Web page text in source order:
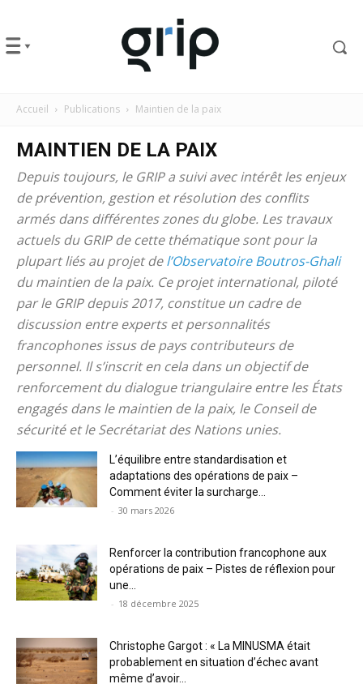
Accueil Publications Maintien de la paix
MAINTIEN DE LA PAIX
Depuis toujours, le GRIP a suivi avec intérêt les enjeux
de prévention, gestion et résolution des conflits
armés dans différentes zones du globe. Les travaux
actuels du GRIP de cette thématique sont pour la
plupart liés au projet del’Observatoire Boutros-Ghali
du maintien de la paix. Ce projet international, piloté
par le GRIP depuis 2017, constitue un cadre de
discussion entre experts et personnalités
francophones issus de pays contributeurs de
personnel. Il s’inscrit en cela dans un objectif de
renforcement du dialogue triangulaire entre les États
engagés dans le maintien de la paix, le Conseil de
sécurité et le Secrétariat des Nations unies.
L’équilibre entre standardisation et
adaptations des opérations de paix –
Comment éviter la surcharge...
- 30 mars 2026
Renforcer la contribution francophone aux
opérations de paix – Pistes de réflexion pour
une...
- 18 décembre 2025
Christophe Gargot : « La MINUSMA était
probablement en situation d’échec avant
même d’avoir...